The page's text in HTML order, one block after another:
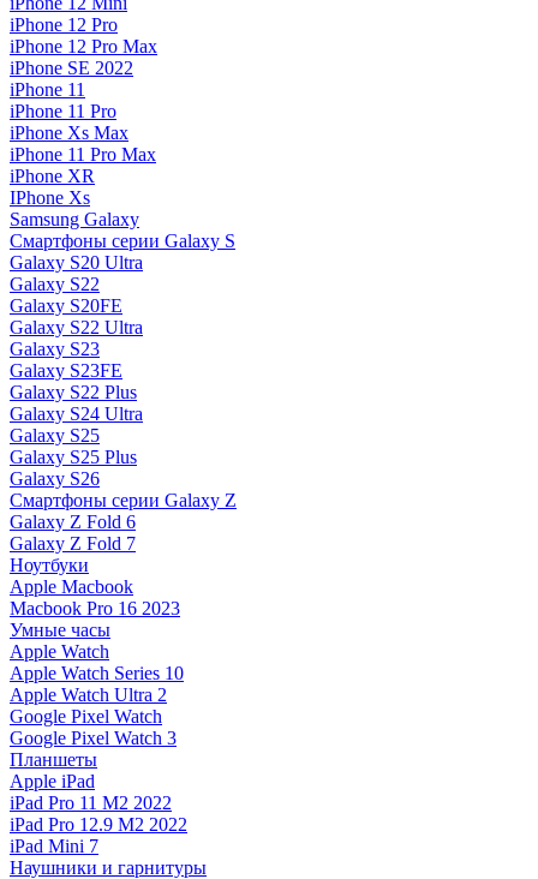
iPhone 12 Pro
iPhone 12 Pro Max
iPhone SE 2022
iPhone 11
iPhone 11 Pro
iPhone Xs Max
iPhone 11 Pro Max
iPhone XR
IPhone Xs
Samsung Galaxy
Смартфоны серии Galaxy S
Galaxy S20 Ultra
Galaxy S22
Galaxy S20FE
Galaxy S22 Ultra
Galaxy S23
Galaxy S23FE
Galaxy S22 Plus
Galaxy S24 Ultra
Galaxy S25
Galaxy S25 Plus
Galaxy S26
Смартфоны серии Galaxy Z
Galaxy Z Fold 6
Galaxy Z Fold 7
Ноутбуки
Apple Macbook
Macbook Pro 16 2023
Умные часы
Apple Watch
Apple Watch Series 10
Apple Watch Ultra 2
Google Pixel Watch
Google Pixel Watch 3
Планшеты
Apple iPad
iPad Pro 11 M2 2022
iPad Pro 12.9 M2 2022
iPad Mini 7
Наушники и гарнитуры